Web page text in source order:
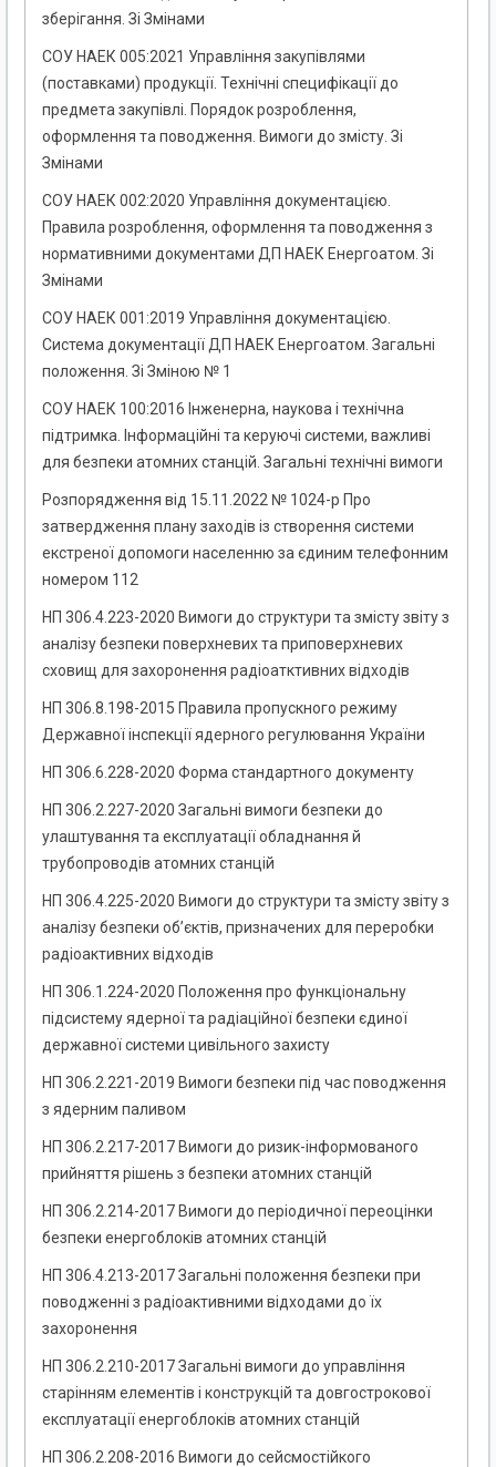
зберігання. Зі Змінами
СОУ НАЕК 005:2021 Управління закупівлями
(поставками) продукції. Технічні специфікації до
предмета закупівлі. Порядок розроблення,
оформлення та поводження. Вимоги до змісту. Зі
Змінами
СОУ НАЕК 002:2020 Управління документацією.
Правила розроблення, оформлення та поводження з
нормативними документами ДП НАЕК Енергоатом. Зі
Змінами
СОУ НАЕК 001:2019 Управління документацією.
Система документації ДП НАЕК Енергоатом. Загальні
положення. Зі Зміною № 1
СОУ НАЕК 100:2016 Інженерна, наукова і технічна
підтримка. Інформаційні та керуючі системи, важливі
для безпеки атомних станцій. Загальні технічні вимоги
Розпорядження від 15.11.2022 № 1024-р Про
затвердження плану заходів із створення системи
екстреної допомоги населенню за єдиним телефонним
номером 112
НП 306.4.223-2020 Вимоги до структури та змісту звіту з
аналізу безпеки поверхневих та приповерхневих
сховищ для захоронення радіоатктивних відходів
НП 306.8.198-2015 Правила пропускного режиму
Державної інспекції ядерного регулювання України
НП 306.6.228-2020 Форма стандартного документу
НП 306.2.227-2020 Загальні вимоги безпеки до
улаштування та експлуатації обладнання й
трубопроводів атомних станцій
НП 306.4.225-2020 Вимоги до структури та змісту звіту з
аналізу безпеки об’єктів, призначених для переробки
радіоактивних відходів
НП 306.1.224-2020 Положення про функціональну
підсистему ядерної та радіаційної безпеки єдиної
державної системи цивільного захисту
НП 306.2.221-2019 Вимоги безпеки під час поводження
з ядерним паливом
НП 306.2.217-2017 Вимоги до ризик-інформованого
прийняття рішень з безпеки атомних станцій
НП 306.2.214-2017 Вимоги до періодичної переоцінки
безпеки енергоблоків атомних станцій
НП 306.4.213-2017 Загальні положення безпеки при
поводженні з радіоактивними відходами до їх
захоронення
НП 306.2.210-2017 Загальні вимоги до управління
старінням елементів і конструкцій та довгострокової
експлуатації енергоблоків атомних станцій
НП 306.2.208-2016 Вимоги до сейсмостійкого